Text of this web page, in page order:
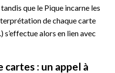
que le Pique incarne les
de chaque carte
s’effectue alors en lien avec
cartes : un appel à